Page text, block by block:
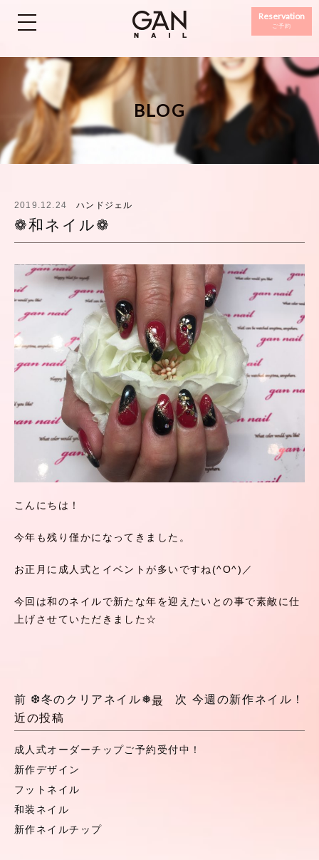
Reservation
ご予約
BLOG
2019.12.24ハンドジェル
❁和ネイル❁
こんにちは！
今年も残り僅かになってきました。
お正月に成人式とイベントが多いですね(^O^)／
今回は和のネイルで新たな年を迎えたいとの事で素敵に仕
上げさせていただきました☆
前 ❆冬のクリアネイル❅ 次 今週の新作ネイル！
最
近の投稿
成人式オーダーチップご予約受付中！
新作デザイン
フットネイル
和装ネイル
新作ネイルチップ